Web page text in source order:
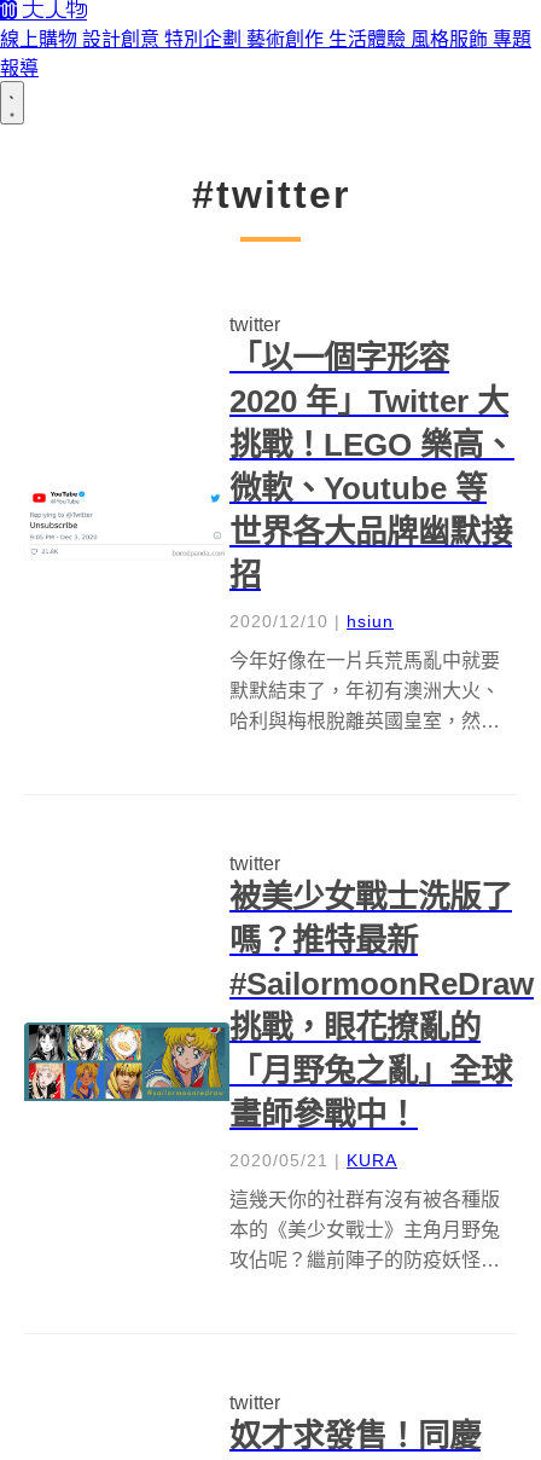
線上購物 設計創意 特別企劃 藝術創作 生活體驗 風格服飾 專題
報導
#twitter
twitter
「以一個字形容
2020 年」Twitter 大
挑戰！LEGO 樂高、
微軟、Youtube 等
世界各大品牌幽默接
招
2020/12/10 | hsiun
今年好像在一片兵荒馬亂中就要
默默結束了，年初有澳洲大火、
哈利與梅根脫離英國皇室，然後
幸福的過著近乎正常的...
twitter
被美少女戰士洗版了
嗎？推特最新
#SailormoonReDraw
挑戰，眼花撩亂的
「月野兔之亂」全球
畫師參戰中！
2020/05/21 | KURA
這幾天你的社群有沒有被各種版
本的《美少女戰士》主角月野兔
攻佔呢？繼前陣子的防疫妖怪
漫中的經典角色讓參...
twitter
奴才求發售！同慶